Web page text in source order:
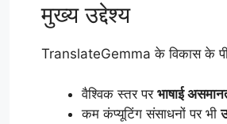
मुख्य उद्देश्य
TranslateGemma के विकास के
वैश्विक स्तर पर भाषाई
कम कंप्यूटिंग संसाधनों पर भी